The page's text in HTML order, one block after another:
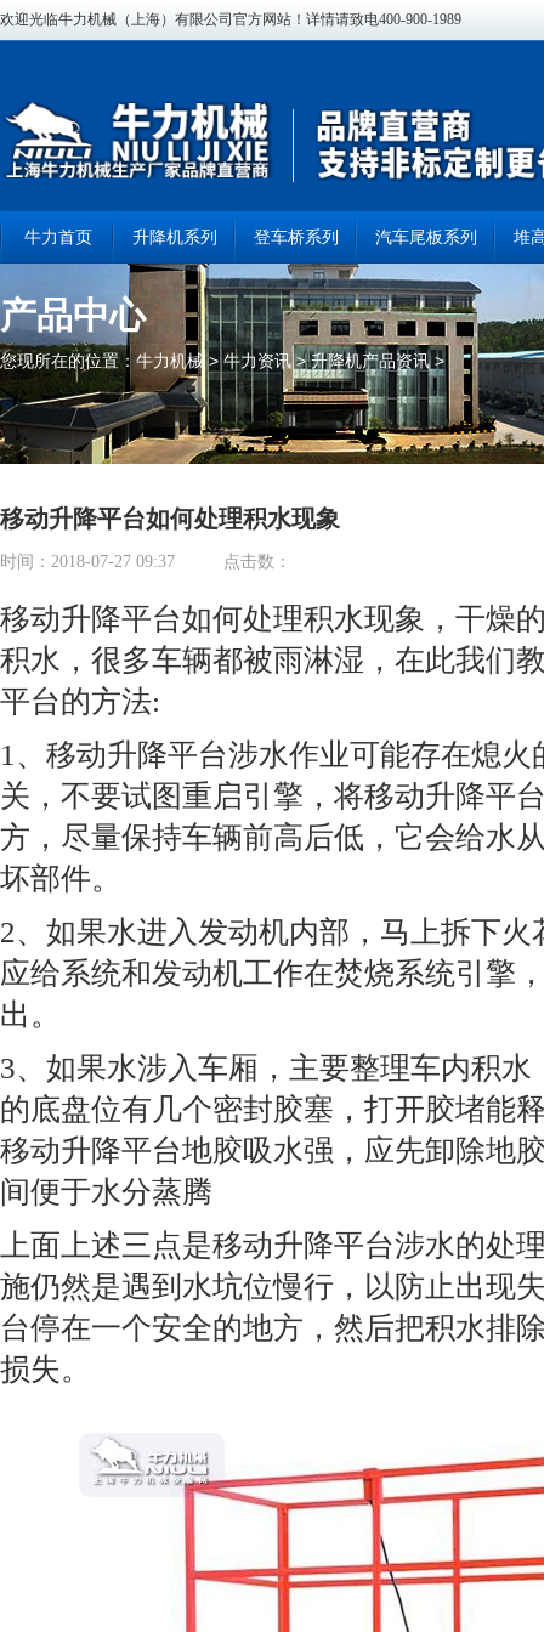
欢迎光临牛力机械（上海）有限公司官方网站！详情请致电400-900-1989
牛力首页 升降机系列 登车桥系列 汽车尾板系列 堆
产品中心
您现所在的位置： 牛力机械> 牛力资讯>升降机产品资讯>
移动升降平台如何处理积水现象
时间：2018-07-27 09:37 点击数：
移动升降平台如何处理积水现象，干燥
积水，很多车辆都被雨淋湿，在此我们
平台的方法:
1、移动升降平台涉水作业可能存在熄
关，不要试图重启引擎，将移动升降平
方，尽量保持车辆前高后低，它会给水
坏部件。
2、如果水进入发动机内部，马上拆下
应给系统和发动机工作在焚烧系统引擎
出。
3、如果水涉入车厢，主要整理车内积
的底盘位有几个密封胶塞，打开胶堵能
移动升降平台地胶吸水强，应先卸除地
间便于水分蒸腾
上面上述三点是移动升降平台涉水的处
施仍然是遇到水坑位慢行，以防止出现
台停在一个安全的地方，然后把积水排
损失。